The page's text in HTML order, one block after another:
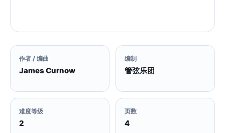
作者 / 编曲
James Curnow
编制
管弦乐团
难度等级
2
页数
4